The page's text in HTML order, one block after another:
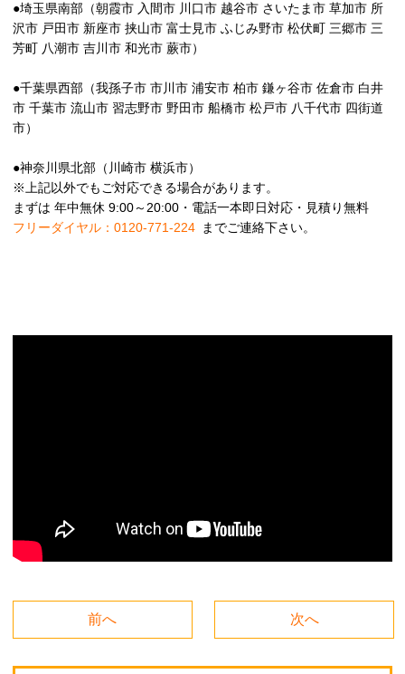
●埼玉県南部（朝霞市 入間市 川口市 越谷市 さいたま市 草加市 所
沢市 戸田市 新座市 挟山市 富士見市 ふじみ野市 松伏町 三郷市 三
芳町 八潮市 吉川市 和光市 蕨市）
●千葉県西部（我孫子市 市川市 浦安市 柏市 鎌ヶ谷市 佐倉市 白井
市 千葉市 流山市 習志野市 野田市 船橋市 松戸市 八千代市 四街道
市）
●神奈川県北部（川崎市 横浜市）
※上記以外でもご対応できる場合があります。
まずは 年中無休 9:00～20:00・電話一本即日対応・見積り無料
フリーダイヤル：0120-771-224
までご連絡下さい。
前へ 次へ